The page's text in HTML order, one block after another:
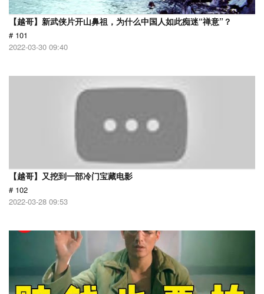
【越哥】新武侠片开山鼻祖，为什么中国人如此痴迷“禅意”？
# 101
2022-03-30 09:40
【越哥】又挖到一部冷门宝藏电影
# 102
2022-03-28 09:53